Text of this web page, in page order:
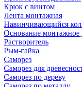
Крюк с винтом
Лента монтажная
Навинчивающийся
Основание монтажное
Растворитель
Рым-гайка
Саморез
Саморез для
Саморез по дереву